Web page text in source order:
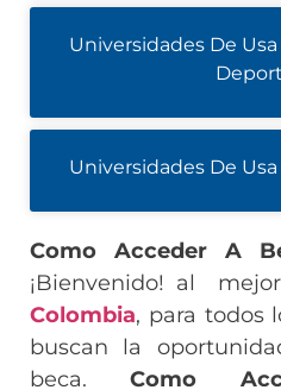
Universidades De
Universidades De
Como Acceder A
¡Bienvenido! al
Colombia, para todos
buscan la
beca.Como